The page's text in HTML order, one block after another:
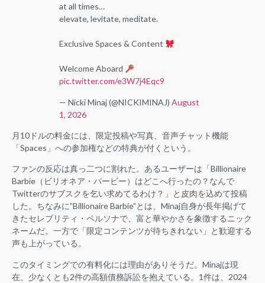
at all times…
elevate, levitate, meditate.
Exclusive Spaces & Content
Welcome Aboard
pic.twitter.com/e3W7j4Eqc9
— Nicki Minaj (@NICKIMINAJ) August
1, 2026
月10ドルの料金には、限定投稿や写真、音声チャット機能
「Spaces」への参加権などの特典が付くという。
ファンの反応は真っ二つに割れた。あるユーザーは「Billionaire
Barbie（ビリオネア・バービー）はどこへ行ったの？なんで
Twitterのサブスクを乞い求めてるわけ？」と皮肉を込めて投稿
した。ちなみに”Billionaire Barbie”とは、Minaj自身が長年掲げて
きたセレブリティ・ペルソナで、富と華やかさを象徴するニック
ネームだ。一方で「限定コンテンツが待ちきれない」と歓迎する
声も上がっている。
このタイミングでの有料化には理由がありそうだ。Minajは現
在、少なくとも2件の高額債務訴訟を抱えている。1件は、2024